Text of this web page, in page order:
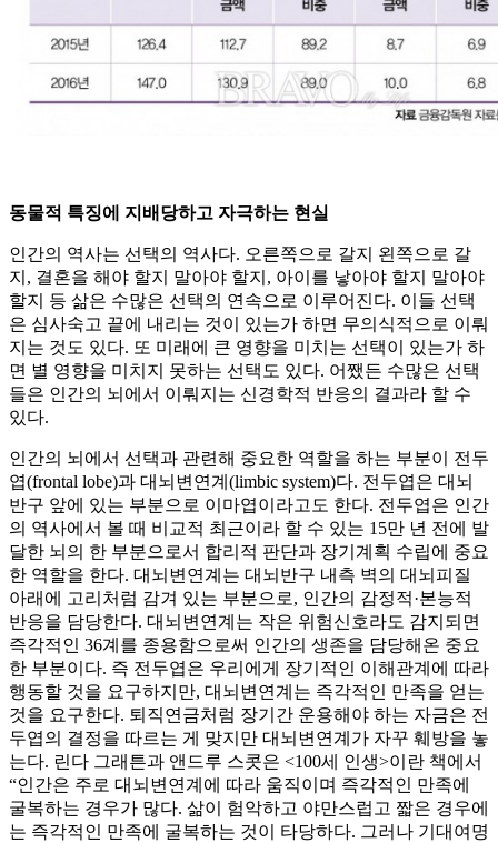
동물적 특징에 지배당하고 자극하는 현실
인간의 역사는 선택의 역사다. 오른쪽으로 갈지 왼쪽으로 갈
지, 결혼을 해야 할지 말아야 할지, 아이를 낳아야 할지 말아야
할지 등 삶은 수많은 선택의 연속으로 이루어진다. 이들 선택
은 심사숙고 끝에 내리는 것이 있는가 하면 무의식적으로 이뤄
지는 것도 있다. 또 미래에 큰 영향을 미치는 선택이 있는가 하
면 별 영향을 미치지 못하는 선택도 있다. 어쨌든 수많은 선택
들은 인간의 뇌에서 이뤄지는 신경학적 반응의 결과라 할 수
있다.
인간의 뇌에서 선택과 관련해 중요한 역할을 하는 부분이 전두
엽(frontal lobe)과 대뇌변연계(limbic system)다. 전두엽은 대뇌
반구 앞에 있는 부분으로 이마엽이라고도 한다. 전두엽은 인간
의 역사에서 볼 때 비교적 최근이라 할 수 있는 15만 년 전에 발
달한 뇌의 한 부분으로서 합리적 판단과 장기계획 수립에 중요
한 역할을 한다. 대뇌변연계는 대뇌반구 내측 벽의 대뇌피질
아래에 고리처럼 감겨 있는 부분으로, 인간의 감정적·본능적
반응을 담당한다. 대뇌변연계는 작은 위험신호라도 감지되면
즉각적인 36계를 종용함으로써 인간의 생존을 담당해온 중요
한 부분이다. 즉 전두엽은 우리에게 장기적인 이해관계에 따라
행동할 것을 요구하지만, 대뇌변연계는 즉각적인 만족을 얻는
것을 요구한다. 퇴직연금처럼 장기간 운용해야 하는 자금은 전
두엽의 결정을 따르는 게 맞지만 대뇌변연계가 자꾸 훼방을 놓
는다. 린다 그래튼과 앤드루 스콧은 <100세 인생>이란 책에서
“인간은 주로 대뇌변연계에 따라 움직이며 즉각적인 만족에
굴복하는 경우가 많다. 삶이 험악하고 야만스럽고 짧은 경우에
는 즉각적인 만족에 굴복하는 것이 타당하다. 그러나 기대여명